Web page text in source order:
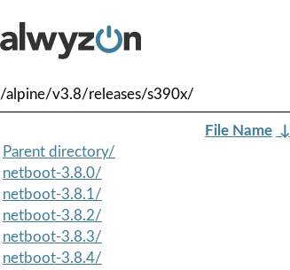
/alpine/v3.8/releases/s390x/
File Name ↓
Parent directory/
netboot-3.8.0/
netboot-3.8.1/
netboot-3.8.2/
netboot-3.8.3/
netboot-3.8.4/